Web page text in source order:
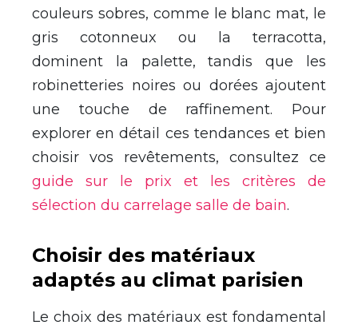
couleurs sobres, comme le blanc mat, le
gris cotonneux ou la terracotta,
dominent la palette, tandis que les
robinetteries noires ou dorées ajoutent
une touche de raffinement. Pour
explorer en détail ces tendances et bien
choisir vos revêtements, consultez ce
guide sur le prix et les critères de
sélection du carrelage salle de bain.
Choisir des matériaux
adaptés au climat parisien
Le choix des matériaux est fondamental